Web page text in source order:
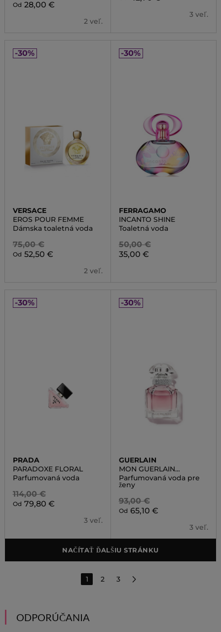
Od 28,00 €
2 veľ.
3 veľ.
-30%
VERSACE
EROS POUR FEMME
Dámska toaletná voda
75,00 €
Od 52,50 €
2 veľ.
-30%
FERRAGAMO
INCANTO SHINE
Toaletná voda
50,00 €
35,00 €
-30%
PRADA
PARADOXE FLORAL
Parfumovaná voda
114,00 €
Od 79,80 €
3 veľ.
-30%
GUERLAIN
MON GUERLAIN
SPARKLING BOUQUET
Parfumovaná voda pre
ženy
93,00 €
Od 65,10 €
3 veľ.
NAČÍTAŤ ĎALŠIU STRÁNKU
1 2 3
ODPORÚČANIA